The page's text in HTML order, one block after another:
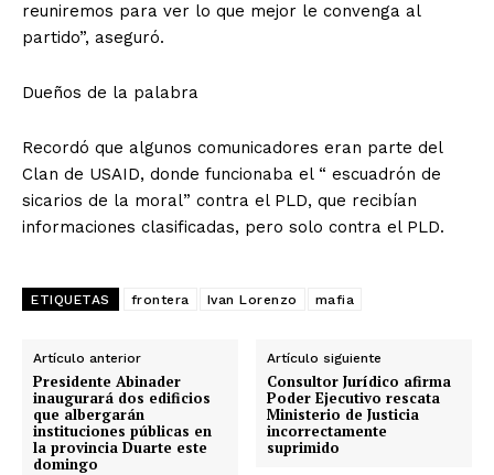
reuniremos para ver lo que mejor le convenga al
partido”, aseguró.
Dueños de la palabra
Recordó que algunos comunicadores eran parte del
Clan de USAID, donde funcionaba el “ escuadrón de
sicarios de la moral” contra el PLD, que recibían
informaciones clasificadas, pero solo contra el PLD.
ETIQUETAS frontera Ivan Lorenzo mafia
Artículo anterior
Presidente Abinader
inaugurará dos edificios
que albergarán
instituciones públicas en
la provincia Duarte este
domingo
Artículo siguiente
Consultor Jurídico afirma
Poder Ejecutivo rescata
Ministerio de Justicia
incorrectamente
suprimido